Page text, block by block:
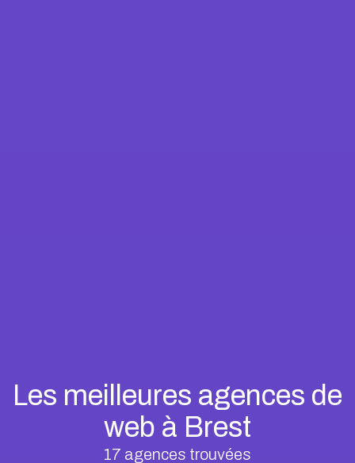
Les meilleures agences de
web à Brest
17 agences trouvées